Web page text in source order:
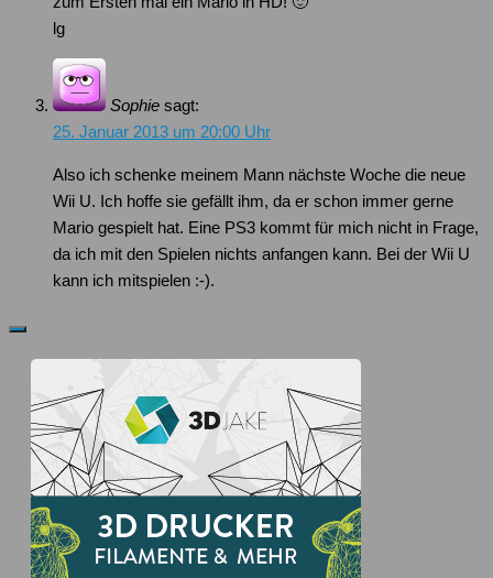
lg
Sophie sagt:
25. Januar 2013 um 20:00 Uhr
Also ich schenke meinem Mann nächste Woche die neue
Wii U. Ich hoffe sie gefällt ihm, da er schon immer gerne
Mario gespielt hat. Eine PS3 kommt für mich nicht in Frage,
da ich mit den Spielen nichts anfangen kann. Bei der Wii U
kann ich mitspielen :-).